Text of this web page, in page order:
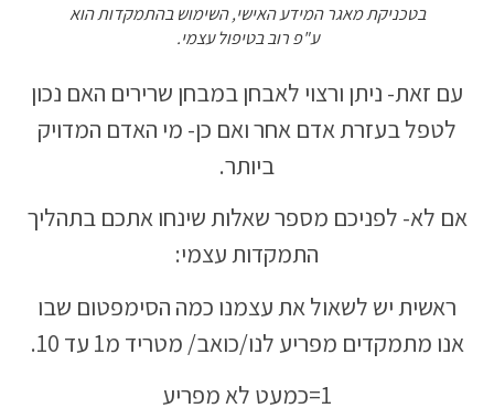
בטכניקת מאגר המידע האישי, השימוש בהתמקדות הוא
ע"פ רוב בטיפול עצמי.
עם זאת- ניתן ורצוי לאבחן במבחן שרירים האם נכון
לטפל בעזרת אדם אחר ואם כן- מי האדם המדויק
ביותר.
אם לא- לפניכם מספר שאלות שינחו אתכם בתהליך
התמקדות עצמי:
ראשית יש לשאול את עצמנו כמה הסימפטום שבו
אנו מתמקדים מפריע לנו/כואב/ מטריד מ1 עד 10.
1=כמעט לא מפריע